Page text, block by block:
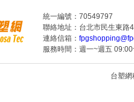
統一編號：70549797
聯絡地址：台北市民生東路
連絡信箱：
服務時間：週一~週五
台塑